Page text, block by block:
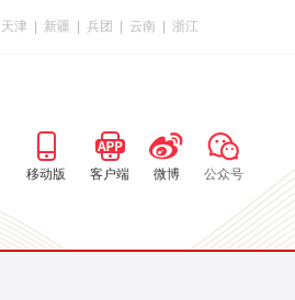
天津 新疆 兵团 云南 浙江
移动版 客户端 微博 公众号